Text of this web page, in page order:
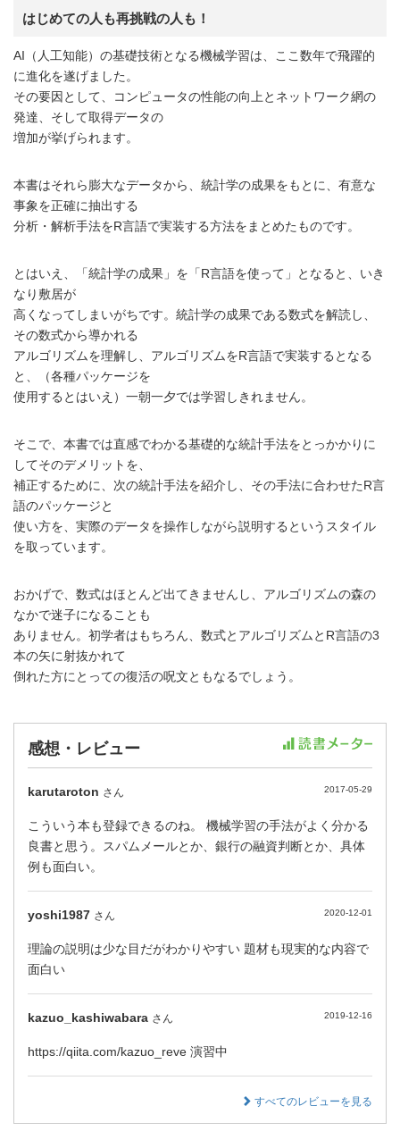
はじめての人も再挑戦の人も！
AI（人工知能）の基礎技術となる機械学習は、ここ数年で飛躍的
に進化を遂げました。
その要因として、コンピュータの性能の向上とネットワーク網の
発達、そして取得データの
増加が挙げられます。
本書はそれら膨大なデータから、統計学の成果をもとに、有意な
事象を正確に抽出する
分析・解析手法をR言語で実装する方法をまとめたものです。
とはいえ、「統計学の成果」を「R言語を使って」となると、いき
なり敷居が
高くなってしまいがちです。統計学の成果である数式を解読し、
その数式から導かれる
アルゴリズムを理解し、アルゴリズムをR言語で実装するとなる
と、（各種パッケージを
使用するとはいえ）一朝一夕では学習しきれません。
そこで、本書では直感でわかる基礎的な統計手法をとっかかりに
してそのデメリットを、
補正するために、次の統計手法を紹介し、その手法に合わせたR言
語のパッケージと
使い方を、実際のデータを操作しながら説明するというスタイル
を取っています。
おかげで、数式はほとんど出てきませんし、アルゴリズムの森の
なかで迷子になることも
ありません。初学者はもちろん、数式とアルゴリズムとR言語の3
本の矢に射抜かれて
倒れた方にとっての復活の呪文ともなるでしょう。
感想・レビュー
karutaroton さん 2017-05-29
こういう本も登録できるのね。 機械学習の手法がよく分かる
良書と思う。スパムメールとか、銀行の融資判断とか、具体
例も面白い。
yoshi1987 さん 2020-12-01
理論の説明は少な目だがわかりやすい 題材も現実的な内容で
面白い
kazuo_kashiwabara さん 2019-12-16
https://qiita.com/kazuo_reve 演習中
すべてのレビューを見る